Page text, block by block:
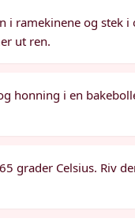
i ramekinene og stek
ut ren.
honning i en
grader Celsius. Riv